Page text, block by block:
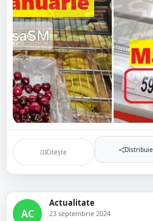
Citește Distribuie
AC
Actualitate
23 septembrie 2024